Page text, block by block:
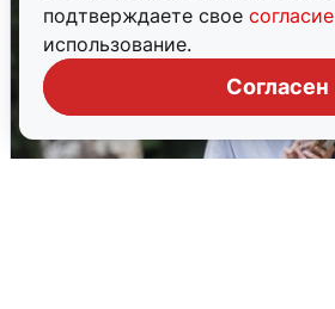
подтверждаете свое согласие
использование.
Согласен